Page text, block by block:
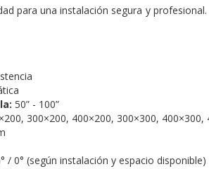
para una instalación segura y
50” - 100”
300×200, 400×200, 300×300,
/ 0° (según instalación y espacio disponible)